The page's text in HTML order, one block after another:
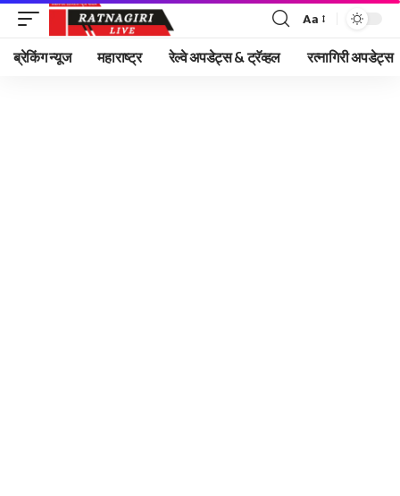
Font
Resizer
Aa
ब्रेकिंग न्यूज महाराष्ट्र रेल्वे अपडेट्स & ट्रॅव्हल रत्नागिरी अपडेट्स